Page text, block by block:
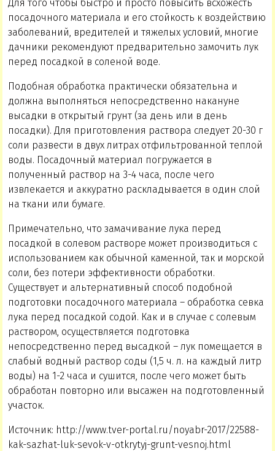
Для того чтобы быстро и просто повысить всхожесть
посадочного материала и его стойкость к воздействию
заболеваний, вредителей и тяжелых условий, многие
дачники рекомендуют предварительно замочить лук
перед посадкой в соленой воде.
Подобная обработка практически обязательна и
должна выполняться непосредственно накануне
высадки в открытый грунт (за день или в день
посадки). Для приготовления раствора следует 20-30 г
соли развести в двух литрах отфильтрованной теплой
воды. Посадочный материал погружается в
полученный раствор на 3-4 часа, после чего
извлекается и аккуратно раскладывается в один слой
на ткани или бумаге.
Примечательно, что замачивание лука перед
посадкой в солевом растворе может производиться с
использованием как обычной каменной, так и морской
соли, без потери эффективности обработки.
Существует и альтернативный способ подобной
подготовки посадочного материала – обработка севка
лука перед посадкой содой. Как и в случае с солевым
раствором, осуществляется подготовка
непосредственно перед высадкой – лук помещается в
слабый водный раствор соды (1,5 ч. л. на каждый литр
воды) на 1-2 часа и сушится, после чего может быть
обработан повторно или высажен на подготовленный
участок.
Источник: http://www.tver-portal.ru/noyabr-2017/22588-
kak-sazhat-luk-sevok-v-otkrytyj-grunt-vesnoj.html